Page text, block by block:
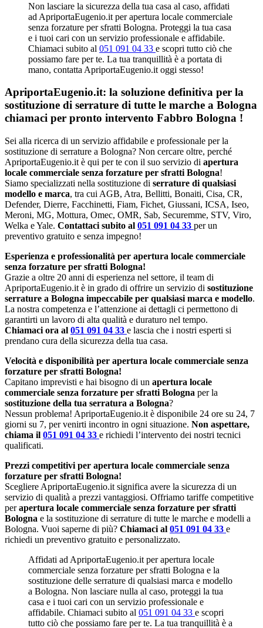
Non lasciare la sicurezza della tua casa al caso, affidati
ad ApriportaEugenio.it per apertura locale commerciale
senza forzature per sfratti Bologna. Proteggi la tua casa
e i tuoi cari con un servizio professionale e affidabile.
Chiamaci subito al 051 091 04 33 e scopri tutto ciò che
possiamo fare per te. La tua tranquillità è a portata di
mano, contatta ApriportaEugenio.it oggi stesso!
ApriportaEugenio.it: la soluzione definitiva per la
sostituzione di serrature di tutte le marche a Bologna
chiamaci per pronto intervento Fabbro Bologna !
Sei alla ricerca di un servizio affidabile e professionale per la
sostituzione di serrature a Bologna? Non cercare oltre, perché
ApriportaEugenio.it è qui per te con il suo servizio di apertura
locale commerciale senza forzature per sfratti Bologna!
Siamo specializzati nella sostituzione di serrature di qualsiasi
modello e marca, tra cui AGB, Atra, Bellitti, Bonaiti, Cisa, CR,
Defender, Dierre, Facchinetti, Fiam, Fichet, Giussani, ICSA, Iseo,
Meroni, MG, Mottura, Omec, OMR, Sab, Securemme, STV, Viro,
Welka e Yale. Contattaci subito al 051 091 04 33 per un
preventivo gratuito e senza impegno!
Esperienza e professionalità per apertura locale commerciale
senza forzature per sfratti Bologna!
Grazie a oltre 20 anni di esperienza nel settore, il team di
ApriportaEugenio.it è in grado di offrire un servizio di sostituzione
serrature a Bologna impeccabile per qualsiasi marca e modello.
La nostra competenza e l’attenzione ai dettagli ci permettono di
garantirti un lavoro di alta qualità e duraturo nel tempo.
Chiamaci ora al 051 091 04 33 e lascia che i nostri esperti si
prendano cura della sicurezza della tua casa.
Velocità e disponibilità per apertura locale commerciale senza
forzature per sfratti Bologna!
Capitano imprevisti e hai bisogno di un apertura locale
commerciale senza forzature per sfratti Bologna per la
sostituzione della tua serratura a Bologna?
Nessun problema! ApriportaEugenio.it è disponibile 24 ore su 24, 7
giorni su 7, per venirti incontro in ogni situazione. Non aspettare,
chiama il 051 091 04 33 e richiedi l’intervento dei nostri tecnici
qualificati.
Prezzi competitivi per apertura locale commerciale senza
forzature per sfratti Bologna!
Scegliere ApriportaEugenio.it significa avere la sicurezza di un
servizio di qualità a prezzi vantaggiosi. Offriamo tariffe competitive
perapertura locale commerciale senza forzature per sfratti
Bologna e la sostituzione di serrature di tutte le marche e modelli a
Bologna. Vuoi saperne di più? Chiamaci al 051 091 04 33 e
richiedi un preventivo gratuito e personalizzato.
Affidati ad ApriportaEugenio.it per apertura locale
commerciale senza forzature per sfratti Bologna e la
sostituzione delle serrature di qualsiasi marca e modello
a Bologna. Non lasciare nulla al caso, proteggi la tua
casa e i tuoi cari con un servizio professionale e
affidabile. Chiamaci subito al 051 091 04 33 e scopri
tutto ciò che possiamo fare per te. La tua tranquillità è a